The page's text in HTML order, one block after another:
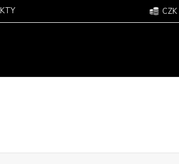
CZK